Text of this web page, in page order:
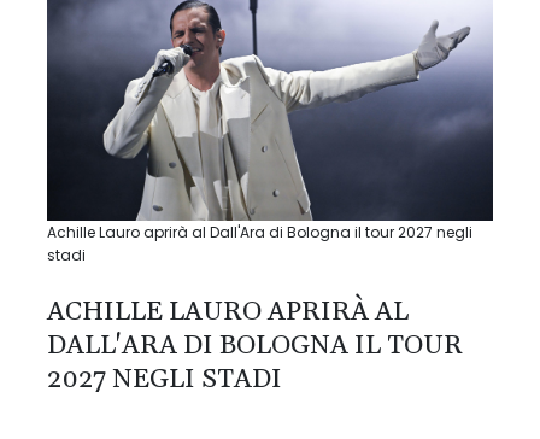
Achille Lauro aprirà al Dall'Ara di Bologna il tour 2027 negli
stadi
ACHILLE LAURO APRIRÀ AL
DALL'ARA DI BOLOGNA IL TOUR
2027 NEGLI STADI